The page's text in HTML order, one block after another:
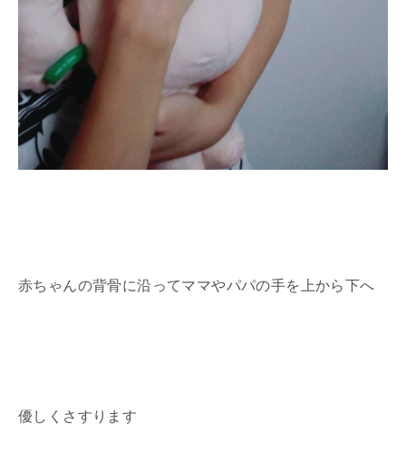
赤ちゃんの背骨に沿ってママやパパの手を上から下へ
優しくさすります